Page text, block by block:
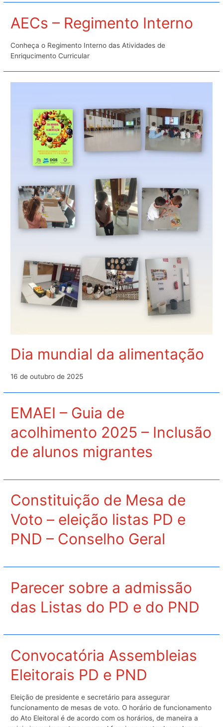
AECs – Regimento Interno
Conheça o Regimento Interno das Atividades de
Enriqucimento Curricular
Dia mundial da alimentação
16 de outubro de 2025
EMAEI – Guia de
acolhimento 2025 – Inclusão
de alunos migrantes
Constituição de Mesa de
Voto – eleição listas PD e
PND – Conselho Geral
Parecer sobre a admissão
das Listas do PD e do PND
Convocatória Assembleias
Eleitorais PD e PND
Eleição de presidente e secretário para assegurar
funcionamento de mesas de voto. O horário de funcionamento
do Ato Eleitoral é de acordo com os horários, de maneira a